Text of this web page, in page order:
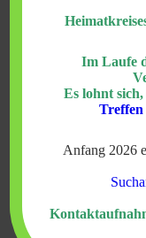
Neues aus
Juni 2026
Im Laufe
Es lohnt
Treffen
Anfang 2026